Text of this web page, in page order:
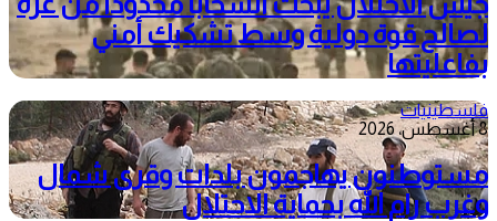
لصالح قوة دولية وسط تشكيك أمني
بفاعليتها
فلسطينيات
8 أغسطس، 2026
مستوطنون يهاجمون بلدات وقرى شمال
وغرب رام الله بحماية الاحتلال